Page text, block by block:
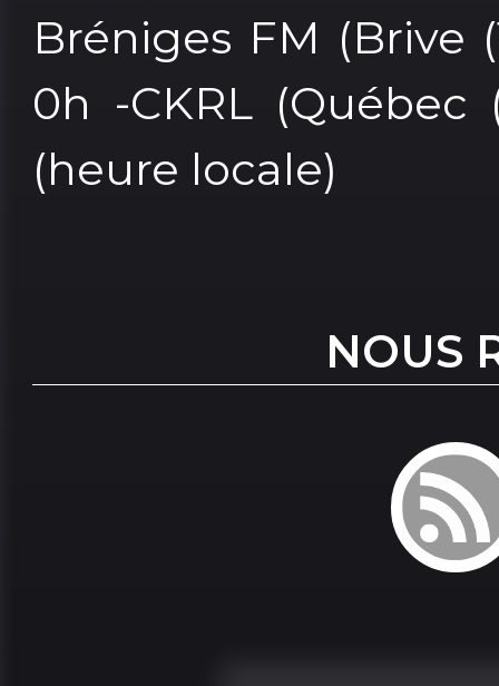
Bréniges FM (Brive
0h -CKRL (Québec
(heure locale)
NOUS